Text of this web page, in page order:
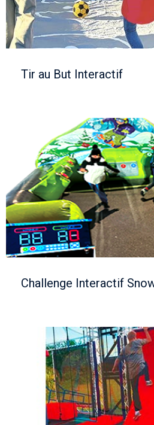
Tir au But Interactif
Challenge Interactif